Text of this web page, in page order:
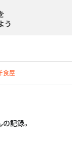
う
食屋
記録。